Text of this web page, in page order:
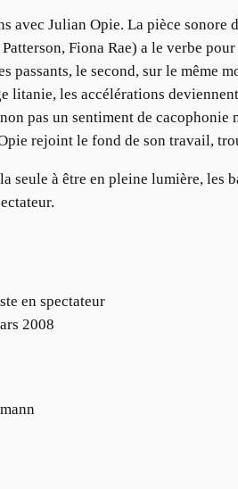
avec Julian Opie. La pièce
Fiona Rae) a le verbe
passants, le second, sur le même
litanie, les accélérations
pas un sentiment de
rejoint le fond de son travail,
seule à être en pleine lumière, les
en spectateur
2008